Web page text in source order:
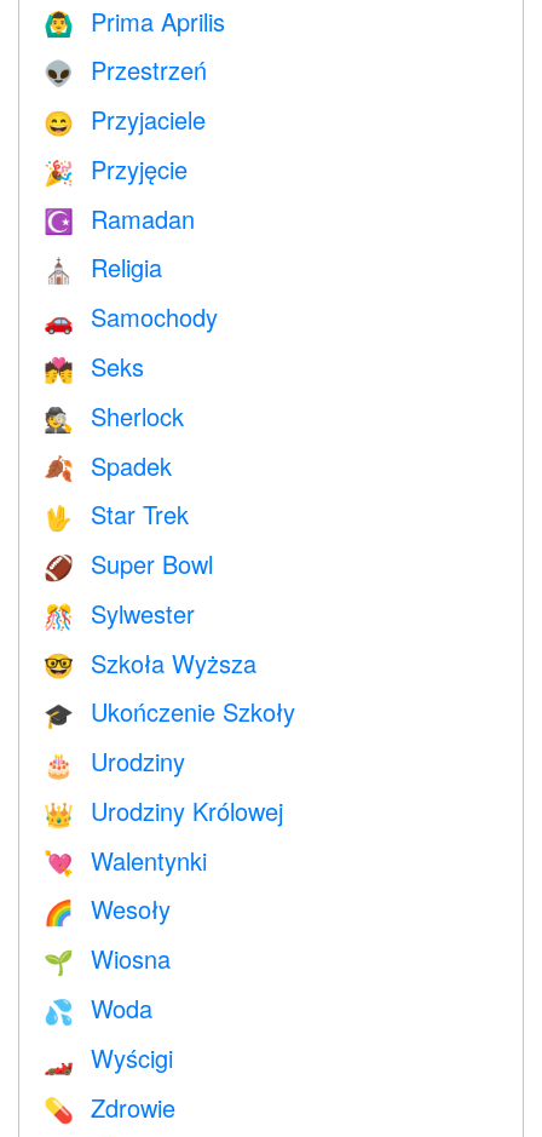
🙆‍♂️ Prima Aprilis
👽 Przestrzeń
😄 Przyjaciele
🎉 Przyjęcie
☪️ Ramadan
⛪️ Religia
🚗 Samochody
💏 Seks
🕵️ Sherlock
🍂 Spadek
🖖 Star Trek
🏈 Super Bowl
🎊 Sylwester
🤓 Szkoła Wyższa
🎓 Ukończenie Szkoły
🎂 Urodziny
👑 Urodziny Królowej
💘 Walentynki
🌈 Wesoły
🌱 Wiosna
💦 Woda
🏎 Wyścigi
💊 Zdrowie